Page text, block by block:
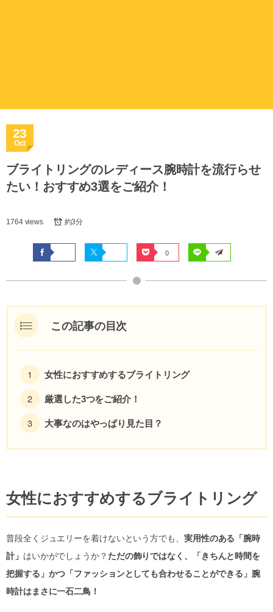
23
Oct
ブライトリングのレディース腕時計を流行らせ
たい！おすすめ3選をご紹介！
1764 views 約3分
0
この記事の目次
女性におすすめするブライトリング
厳選した3つをご紹介！
大事なのはやっぱり見た目？
女性におすすめするブライトリング
普段全くジュエリーを着けないという方でも、 実用性のある「腕時
計」 はいかがでしょうか？ ただの飾りではなく、「きちんと時間を
把握する」かつ「ファッションとしても合わせることができる」腕
時計はまさに一石二鳥！